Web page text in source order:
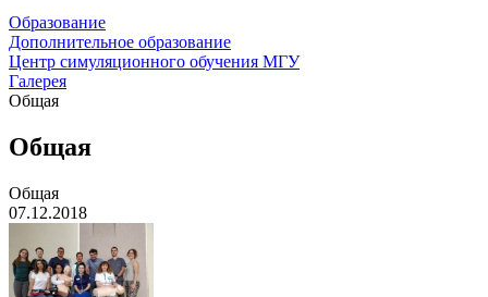
Образование
Дополнительное образование
Центр симуляционного обучения МГУ
Галерея
Общая
Общая
Общая
07.12.2018